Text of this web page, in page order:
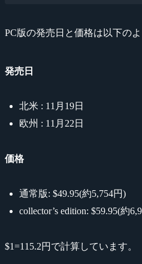
PC版の発売日と価格は以下のよ
発売日
北米 : 11月19日
欧州 : 11月22日
価格
通常版: $49.95(約5,754円)
collector’s edition: $59.95(約
$1=115.2円で計算しています。